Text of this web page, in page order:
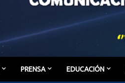
PRENSA EDUCACIÓN